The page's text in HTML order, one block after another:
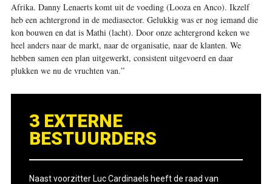
Afrika. Danny Lenaerts komt uit de voeding (Looza en Anco). Ikzelf
heb een achtergrond in de mediasector. Gelukkig was er nog iemand die
kon bouwen en dat is Mathi (lacht). Door onze achtergrond keken we
heel anders naar de markt, naar de organisatie, naar de klanten. We
hebben samen een plan uitgewerkt, consistent uitgevoerd en daar
plukken we nu de vruchten van.”
3 EXTERNE
BESTUURDERS
Naast voorzitter Luc Cardinaels heeft de raad van